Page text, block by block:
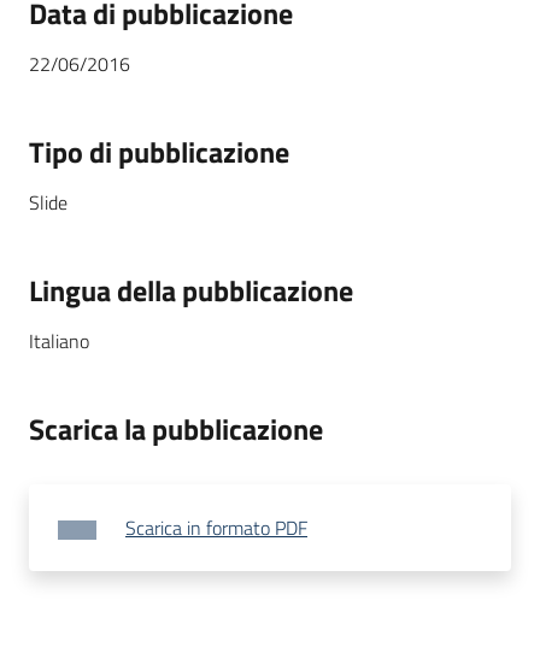
Data di pubblicazione
22/06/2016
Tipo di pubblicazione
Slide
Lingua della pubblicazione
Italiano
Scarica la pubblicazione
Scarica in formato PDF